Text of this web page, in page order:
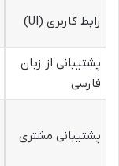
رابط کاربری (UI)
پشتیبانی از زبان
فارسی
پشتیبانی مشتری